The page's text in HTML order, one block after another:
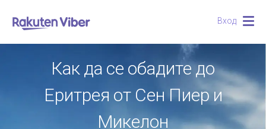
Вход
Как да се обадите до
Еритрея от Сен Пиер и
Микелон